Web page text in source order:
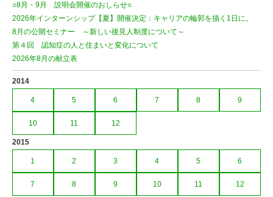
○8月・9月 説明会開催のおしらせ○
2026年インターンシップ【夏】開催決定：キャリアの輪郭を描く1日に。
8月の公開セミナー ～新しい後見人制度について～
第４回 認知症の人と住まいと変化について
2026年8月の献立表
2014
4 5 6 7 8 9
10 11 12
2015
1 2 3 4 5 6
7 8 9 10 11 12